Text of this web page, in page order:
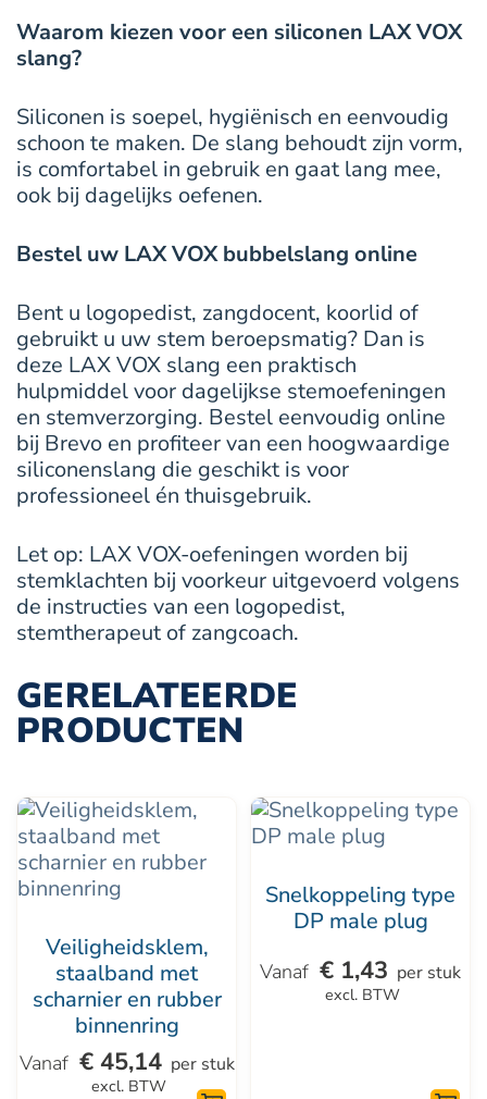
Waarom kiezen voor een siliconen LAX VOX
slang?
Siliconen is soepel, hygiënisch en eenvoudig
schoon te maken. De slang behoudt zijn vorm,
is comfortabel in gebruik en gaat lang mee,
ook bij dagelijks oefenen.
Bestel uw LAX VOX bubbelslang online
Bent u logopedist, zangdocent, koorlid of
gebruikt u uw stem beroepsmatig? Dan is
deze LAX VOX slang een praktisch
hulpmiddel voor dagelijkse stemoefeningen
en stemverzorging. Bestel eenvoudig online
bij Brevo en profiteer van een hoogwaardige
siliconenslang die geschikt is voor
professioneel én thuisgebruik.
Let op: LAX VOX-oefeningen worden bij
stemklachten bij voorkeur uitgevoerd volgens
de instructies van een logopedist,
stemtherapeut of zangcoach.
GERELATEERDE
PRODUCTEN
Veiligheidsklem,
staalband met
scharnier en rubber
binnenring
€45,14 per stuk
excl. BTW
Dit
product
heeft
variaties.
Deze
optie
gekozen
Snelkoppeling type
DP male plug
€ 1,43 per stuk
excl. BTW
Dit
product
meerdere
Deze